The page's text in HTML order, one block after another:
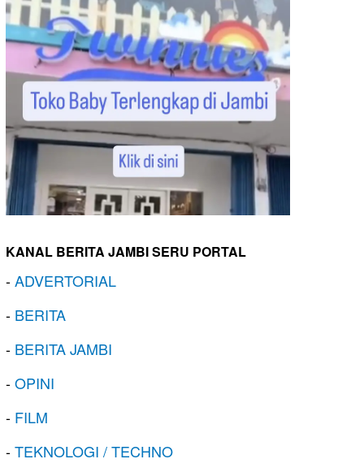
KANAL BERITA JAMBI SERU PORTAL
-ADVERTORIAL
- BERITA
- BERITA JAMBI
-OPINI
- FILM
-TEKNOLOGI / TECHNO